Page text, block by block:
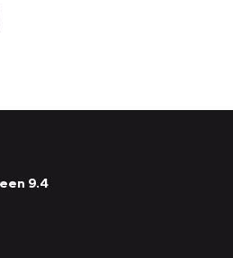
van 10:00 tot 17.00 uur.
- 442 08 90 of kijk ook op
9.4